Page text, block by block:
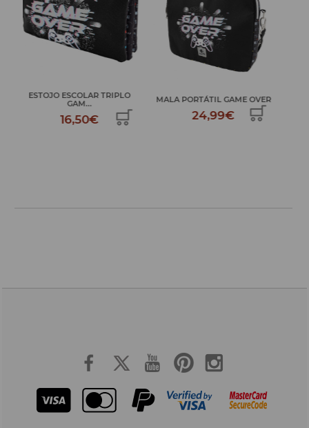
MALA PORTÁTIL GAME OVER
24,99€
ESTOJO CONTEUDO GAME
OVER
34,99€